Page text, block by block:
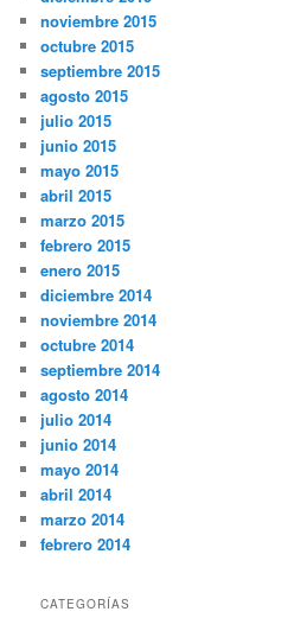
noviembre 2015
octubre 2015
septiembre 2015
agosto 2015
julio 2015
junio 2015
mayo 2015
abril 2015
marzo 2015
febrero 2015
enero 2015
diciembre 2014
noviembre 2014
octubre 2014
septiembre 2014
agosto 2014
julio 2014
junio 2014
mayo 2014
abril 2014
marzo 2014
febrero 2014
CATEGORÍAS